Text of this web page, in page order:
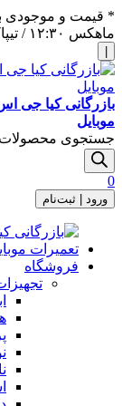
* قیمت و موجودی
ماهکس ١٢:٣٠ / تیپاکس ١۴:٠٠
بازرگانی کیا جی اس
موبایل
جستجوی محصولات
0
ورود | ثبت‌نام
فروشگاه